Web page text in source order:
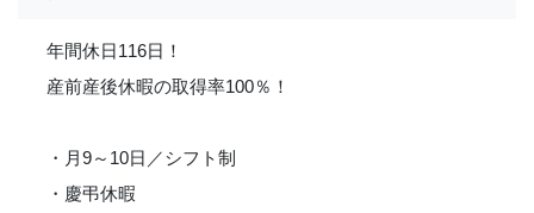
年間休日116日！
産前産後休暇の取得率100％！
・月9～10日／シフト制
・慶弔休暇